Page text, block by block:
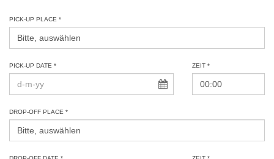
PICK-UP PLACE *
PICK-UP DATE * ZEIT *
DROP-OFF PLACE *